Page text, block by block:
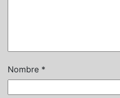
Nombre *